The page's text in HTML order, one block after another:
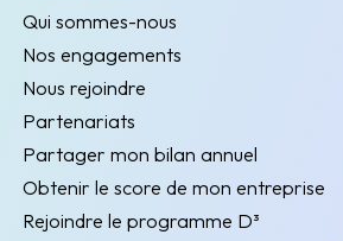
Qui sommes-nous
Nos engagements
Nous rejoindre
Partenariats
Partager mon bilan annuel
Obtenir le score de mon entreprise
Rejoindre le programme D³